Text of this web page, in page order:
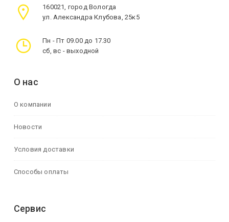
160021, город Вологда
ул. Александра Клубова, 25к5
Пн - Пт 09.00 до 17.30
сб, вс - выходной
О нас
О компании
Новости
Условия доставки
Способы оплаты
Сервис